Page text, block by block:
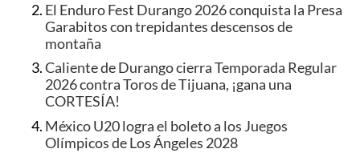
El Enduro Fest Durango 2026 conquista la Presa
Garabitos con trepidantes descensos de
montaña
Caliente de Durango cierra Temporada Regular
2026 contra Toros de Tijuana, ¡gana una
CORTESÍA!
México U20 logra el boleto a los Juegos
Olímpicos de Los Ángeles 2028